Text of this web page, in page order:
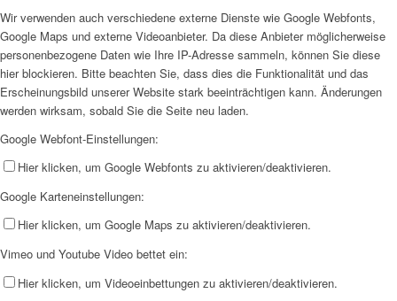
Wir verwenden auch verschiedene externe Dienste wie Google Webfonts,
Google Maps und externe Videoanbieter. Da diese Anbieter möglicherweise
personenbezogene Daten wie Ihre IP-Adresse sammeln, können Sie diese
hier blockieren. Bitte beachten Sie, dass dies die Funktionalität und das
Erscheinungsbild unserer Website stark beeinträchtigen kann. Änderungen
werden wirksam, sobald Sie die Seite neu laden.
Google Webfont-Einstellungen:
Hier klicken, um Google Webfonts zu aktivieren/deaktivieren.
Google Karteneinstellungen:
Hier klicken, um Google Maps zu aktivieren/deaktivieren.
Vimeo und Youtube Video bettet ein:
Hier klicken, um Videoeinbettungen zu aktivieren/deaktivieren.